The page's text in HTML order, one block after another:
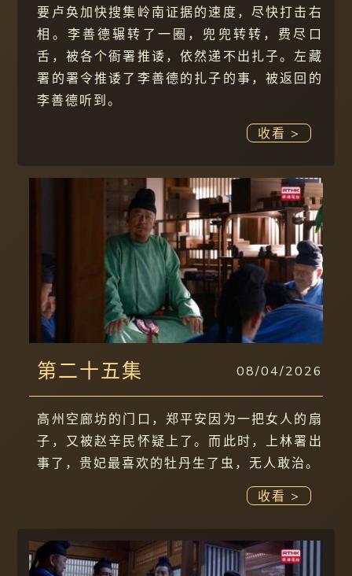
要卢奂加快搜集岭南证据的速度，尽快打击右
相。李善德辗转了一圈，兜兜转转，费尽口
舌，被各个衙署推诿，依然递不出扎子。左藏
署的署令推诿了李善德的扎子的事，被返回的
李善德听到。
收看 >
第二十五集 08/04/2026
高州空廊坊的门口，郑平安因为一把女人的扇
子，又被赵辛民怀疑上了。而此时，上林署出
事了，贵妃最喜欢的牡丹生了虫，无人敢治。
收看 >